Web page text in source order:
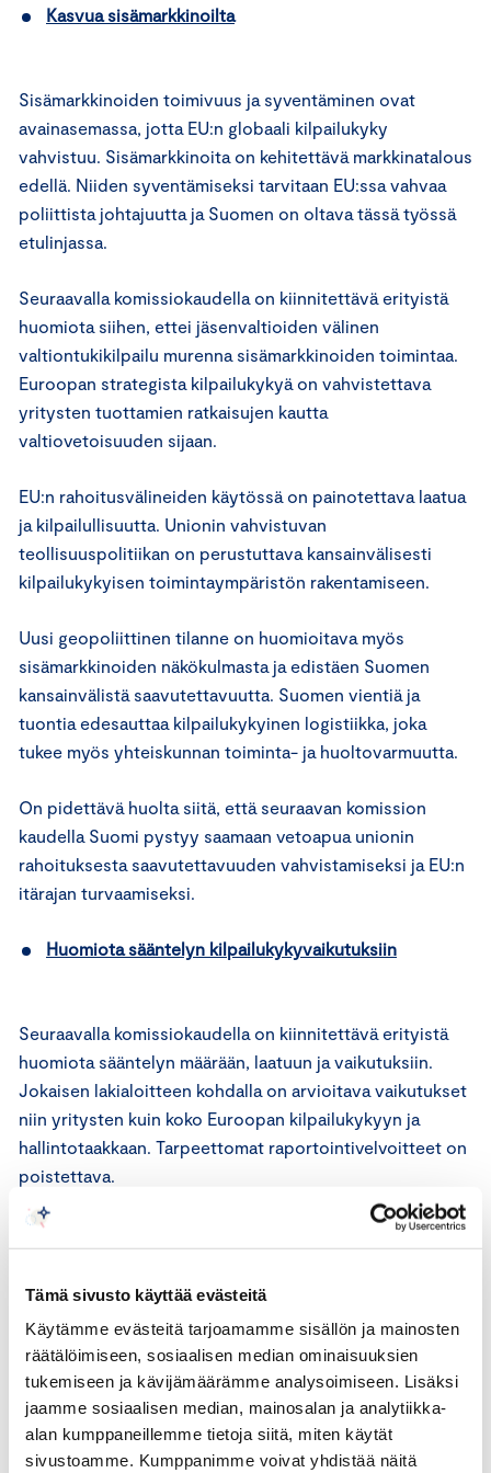
Tämä sivusto käyttää evästeitä
Käytämme evästeitä tarjoamamme sisällön ja mainosten
räätälöimiseen, sosiaalisen median ominaisuuksien
tukemiseen ja kävijämäärämme analysoimiseen. Lisäksi
jaamme sosiaalisen median, mainosalan ja analytiikka-
alan kumppaneillemme tietoja siitä, miten käytät
sivustoamme. Kumppanimme voivat yhdistää näitä
Kasvua sisämarkkinoilta
Sisämarkkinoiden toimivuus ja syventäminen ovat
avainasemassa, jotta EU:n globaali kilpailukyky
vahvistuu. Sisämarkkinoita on kehitettävä markkinatalous
edellä. Niiden syventämiseksi tarvitaan EU:ssa vahvaa
poliittista johtajuutta ja Suomen on oltava tässä työssä
etulinjassa.
Seuraavalla komissiokaudella on kiinnitettävä erityistä
huomiota siihen, ettei jäsenvaltioiden välinen
valtiontukikilpailu murenna sisämarkkinoiden toimintaa.
Euroopan strategista kilpailukykyä on vahvistettava
yritysten tuottamien ratkaisujen kautta
valtiovetoisuuden sijaan.
EU:n rahoitusvälineiden käytössä on painotettava laatua
ja kilpailullisuutta. Unionin vahvistuvan
teollisuuspolitiikan on perustuttava kansainvälisesti
kilpailukykyisen toimintaympäristön rakentamiseen.
Uusi geopoliittinen tilanne on huomioitava myös
sisämarkkinoiden näkökulmasta ja edistäen Suomen
kansainvälistä saavutettavuutta. Suomen vientiä ja
tuontia edesauttaa kilpailukykyinen logistiikka, joka
tukee myös yhteiskunnan toiminta- ja huoltovarmuutta.
On pidettävä huolta siitä, että seuraavan komission
kaudella Suomi pystyy saamaan vetoapua unionin
rahoituksesta saavutettavuuden vahvistamiseksi ja EU:n
itärajan turvaamiseksi.
Huomiota sääntelyn kilpailukykyvaikutuksiin
Seuraavalla komissiokaudella on kiinnitettävä erityistä
huomiota sääntelyn määrään, laatuun ja vaikutuksiin.
Jokaisen lakialoitteen kohdalla on arvioitava vaikutukset
niin yritysten kuin koko Euroopan kilpailukykyyn ja
hallintotaakkaan. Tarpeettomat raportointivelvoitteet on
poistettava.
On myös huomioitava sääntelyn vaikutus siihen,
sääntelyä on lisäksi arvioitava suhteessa keskeisiin
tuetaan globaalisti kilpailukykyistä ja vahvaa EU:ta.
Vaikutustenarvioinnin laatuun ja objektiivisuuteen tulee
panostaa, jotta voidaan varmistaa sääntelyn toimivuus.
Yksittäisten säädösten ohella on arvioitava laajempien